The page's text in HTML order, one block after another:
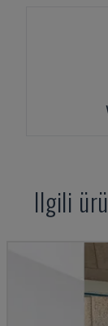
Ilgili